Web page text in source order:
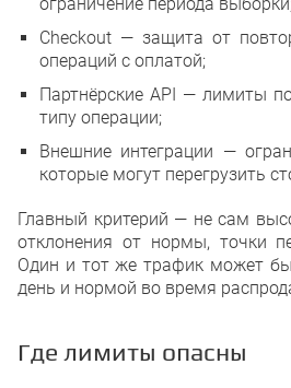
ограничение периода
Checkout — защита от
операций с оплатой;
Партнёрские API — лимиты
типу операции;
Внешние интеграции —
которые могут перегрузить
Главный критерий — не сам
отклонения от нормы, точки
Один и тот же трафик может
день и нормой во время
Где лимиты опасны